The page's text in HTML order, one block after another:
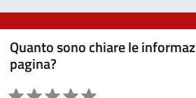
Quanto sono chiare le
pagina?